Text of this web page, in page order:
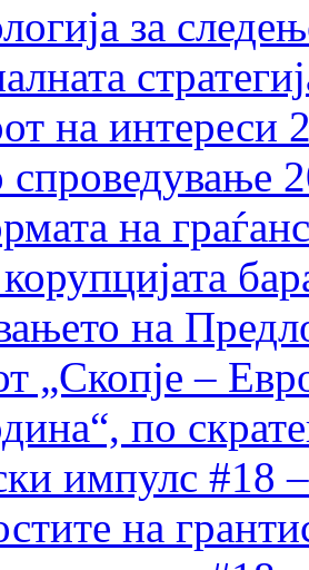
за
на интереси
спроведување
на
на
„Скопје –
по
импулс #18
на